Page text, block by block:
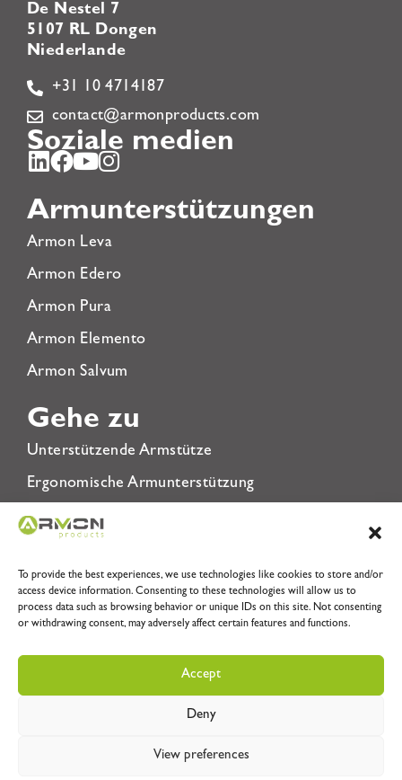
To provide the best experiences, we use technologies like cookies to store and/or
access device information. Consenting to these technologies will allow us to
process data such as browsing behavior or unique IDs on this site. Not consenting
or withdrawing consent, may adversely affect certain features and functions.
Accept
Deny
View preferences
De Nestel 7
5107 RL Dongen
Niederlande
+31 10 4714187
contact@armonproducts.com
Soziale medien
Armunterstützungen
Armon Leva
Armon Edero
Armon Pura
Armon Elemento
Armon Salvum
Gehe zu
Unterstützende Armstütze
Ergonomische Armunterstützung
Reha-Armstütze
Datenschutzrichtlinie
Allgemeine Geschäftsbedingungen
alle Rechte vorbehalten © 2024 –